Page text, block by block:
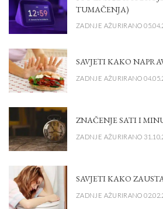
TUMAČENJA)
ZADNJE AŽURIRANO
SAVJETI KAKO
ZADNJE AŽURIRANO
ZNAČENJE SATI I
ZADNJE AŽURIRANO
SAVJETI KAKO
ZADNJE AŽURIRANO